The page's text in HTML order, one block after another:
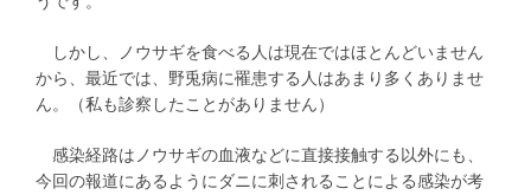
しかし、ノウサギを食べる人は現在ではほとんどいません
から、最近では、野兎病に罹患する人はあまり多くありませ
ん。（私も診察したことがありません）
感染経路はノウサギの血液などに直接接触する以外にも、
今回の報道にあるようにダニに刺されることによる感染が考